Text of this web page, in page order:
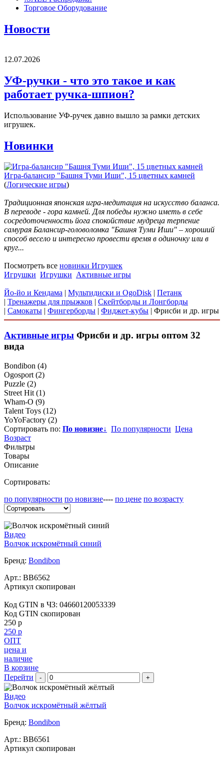
Торговое Оборудование
Новости
12.07.2026
УФ-ручки - что это такое и как
работает ручка-шпион?
Использование УФ-ручек давно вышло за рамки детских
игрушек.
Новинки
Игра-балансир "Башня Туми Иши", 15 цветных камней
(Логические игры)
Традиционная японская игра-медитация на искусство баланса.
В переводе - гора камней. Для победы нужно иметь в себе
сосредоточенность йога спокойствие мудреца терпение
самурая Балансир-головоломка "Башня Туми Иши" – хороший
способ весело и интересно провести время в одиночку или в
круг...
Посмотреть все новинки Игрушек
Игрушки Игрушки Активные игры
Йо-йо и Кендама | Мультидиски и OgoDisk | Петанк
| Тренажеры для прыжков | Скейтборды и Лонгборды
| Самокаты | Фингерборды | Фиджет-кубы | Фрисби и др. игры
Активные игры Фрисби и др. игры оптом 32
вида
Bondibon (4)
Ogosport (2)
Puzzle (2)
Street Hit (1)
Wham-O (9)
Talent Toys (12)
YoYoFactory (2)
Сортировать по: По новизне↓ По популярности Цена
Возраст
Фильтры
Товары
Описание
Сортировать:
по популярности по новизне---- по цене по возрасту
Видео
Волчок искромётный синий
Бренд: Bondibon
Арт.: BB6562
Артикул скопирован
Код GTIN в ЧЗ: 04660120053339
Код GTIN скопирован
250 р
250 р
ОПТ
цена и
наличие
В корзине
Перейти
- +
Видео
Волчок искромётный жёлтый
Бренд: Bondibon
Арт.: BB6561
Артикул скопирован